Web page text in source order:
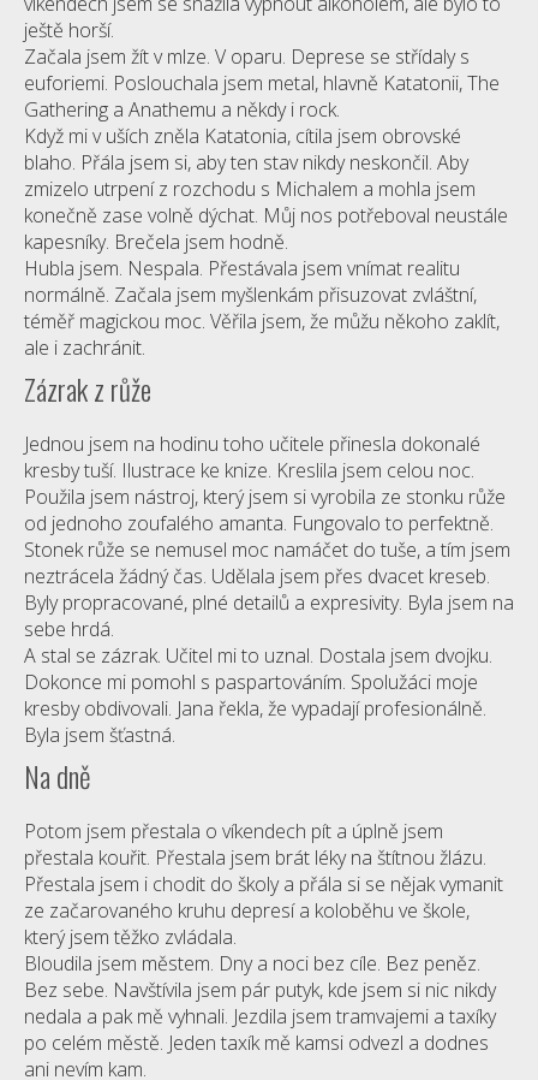
ještě horší.
Začala jsem žít v mlze. V oparu. Deprese se střídaly s
euforiemi. Poslouchala jsem metal, hlavně Katatonii, The
Gathering a Anathemu a někdy i rock.
Když mi v uších zněla Katatonia, cítila jsem obrovské
blaho. Přála jsem si, aby ten stav nikdy neskončil. Aby
zmizelo utrpení z rozchodu s Michalem a mohla jsem
konečně zase volně dýchat. Můj nos potřeboval neustále
kapesníky. Brečela jsem hodně.
Hubla jsem. Nespala. Přestávala jsem vnímat realitu
normálně. Začala jsem myšlenkám přisuzovat zvláštní,
téměř magickou moc. Věřila jsem, že můžu někoho zaklít,
ale i zachránit.
Zázrak z růže
Jednou jsem na hodinu toho učitele přinesla dokonalé
kresby tuší. Ilustrace ke knize. Kreslila jsem celou noc.
Použila jsem nástroj, který jsem si vyrobila ze stonku růže
od jednoho zoufalého amanta. Fungovalo to perfektně.
Stonek růže se nemusel moc namáčet do tuše, a tím jsem
neztrácela žádný čas. Udělala jsem přes dvacet kreseb.
Byly propracované, plné detailů a expresivity. Byla jsem na
sebe hrdá.
A stal se zázrak. Učitel mi to uznal. Dostala jsem dvojku.
Dokonce mi pomohl s paspartováním. Spolužáci moje
kresby obdivovali. Jana řekla, že vypadají profesionálně.
Byla jsem šťastná.
Na dně
Potom jsem přestala o víkendech pít a úplně jsem
přestala kouřit. Přestala jsem brát léky na štítnou žlázu.
Přestala jsem i chodit do školy a přála si se nějak vymanit
ze začarovaného kruhu depresí a koloběhu ve škole,
který jsem těžko zvládala.
Bloudila jsem městem. Dny a noci bez cíle. Bez peněz.
Bez sebe. Navštívila jsem pár putyk, kde jsem si nic nikdy
nedala a pak mě vyhnali. Jezdila jsem tramvajemi a taxíky
po celém městě. Jeden taxík mě kamsi odvezl a dodnes
ani nevím kam.